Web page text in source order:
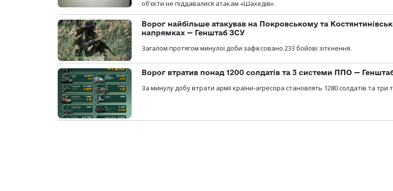
об’єкти не піддавалися атакам «Шахедів».
Ворог найбільше атакував на Покровському та
напрямках — Генштаб ЗСУ
Загалом протягом минулої доби зафіксовано 233 бойові зіткнення.
Ворог втратив понад 1200 солдатів та 3 системи ППО —
За минулу добу втрати армії країни-агресора становлять 1280 солдатів та три